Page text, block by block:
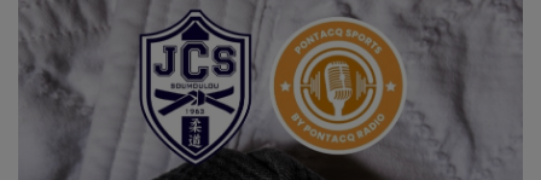
C'ÉTAIT QUOI CE TITRE ?
MÉDIAS
PODCASTS - SAISON 2026/2027